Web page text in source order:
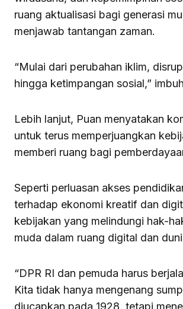
ruang aktualisasi bagi generasi
menjawab tantangan zaman.
“Mulai dari perubahan iklim,
hingga ketimpangan sosial,”
Lebih lanjut, Puan menyatakan
untuk terus memperjuangkan
memberi ruang bagi
Seperti perluasan akses
terhadap ekonomi kreatif dan
kebijakan yang melindungi hak-
muda dalam ruang digital dan
“DPR RI dan pemuda harus
Kita tidak hanya mengenang
diucapkan pada 1928, tetapi